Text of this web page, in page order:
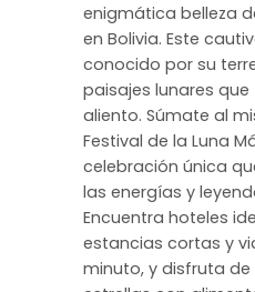
enigmática belleza
en Bolivia. Este
conocido por su
paisajes lunares
aliento. Súmate al
Festival de la Luna
celebración única
las energías y
Encuentra hoteles
estancias cortas y
minuto, y disfruta